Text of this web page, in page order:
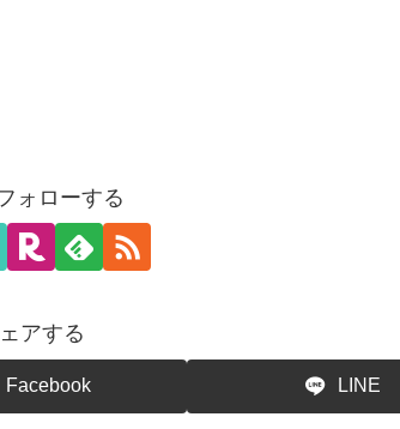
ォローする
アする
Facebook LINE